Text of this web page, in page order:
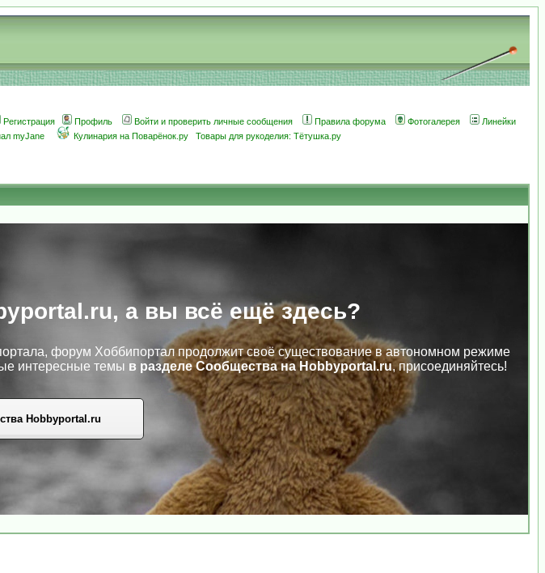
Регистрация Профиль Войти и проверить личные сообщения Правила форума Фотогалерея
Линейки
myJane Кулинария на Поварёнок.ру Товары для рукоделия: Тётушка.ру
а вы всё ещё здесь?
форум Хоббипортал продолжит своё существование в автономном режиме
интересные темы в разделе Сообщества на Hobbyportal.ru, присоединяйтесь!
Hobbyportal.ru